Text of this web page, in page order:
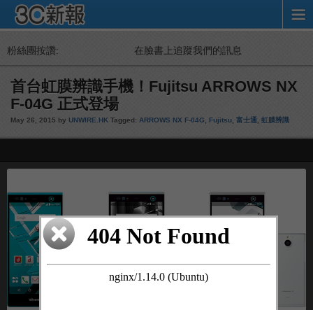
粉絲團按讚: 在臉書上追蹤我們的訊息
首台虹膜辨識手機！Fujitsu ARROWS NX
F-04G 正式登場
May 26, 2015 by UNWIRE.HK Tagged: ARROWS NX F-04G Fujitsu 富士通 虹膜辨識